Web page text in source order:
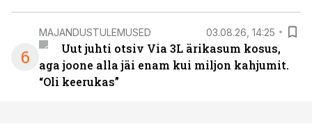
6
MAJANDUSTULEMUSED 03.08.26, 14:25
Uut juhti otsiv Via 3L ärikasum kosus,
aga joone alla jäi enam kui miljon kahjumit.
“Oli keerukas”